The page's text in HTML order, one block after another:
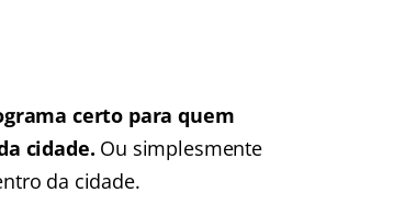
certo para quem
cidade. Ou simplesmente
da cidade.